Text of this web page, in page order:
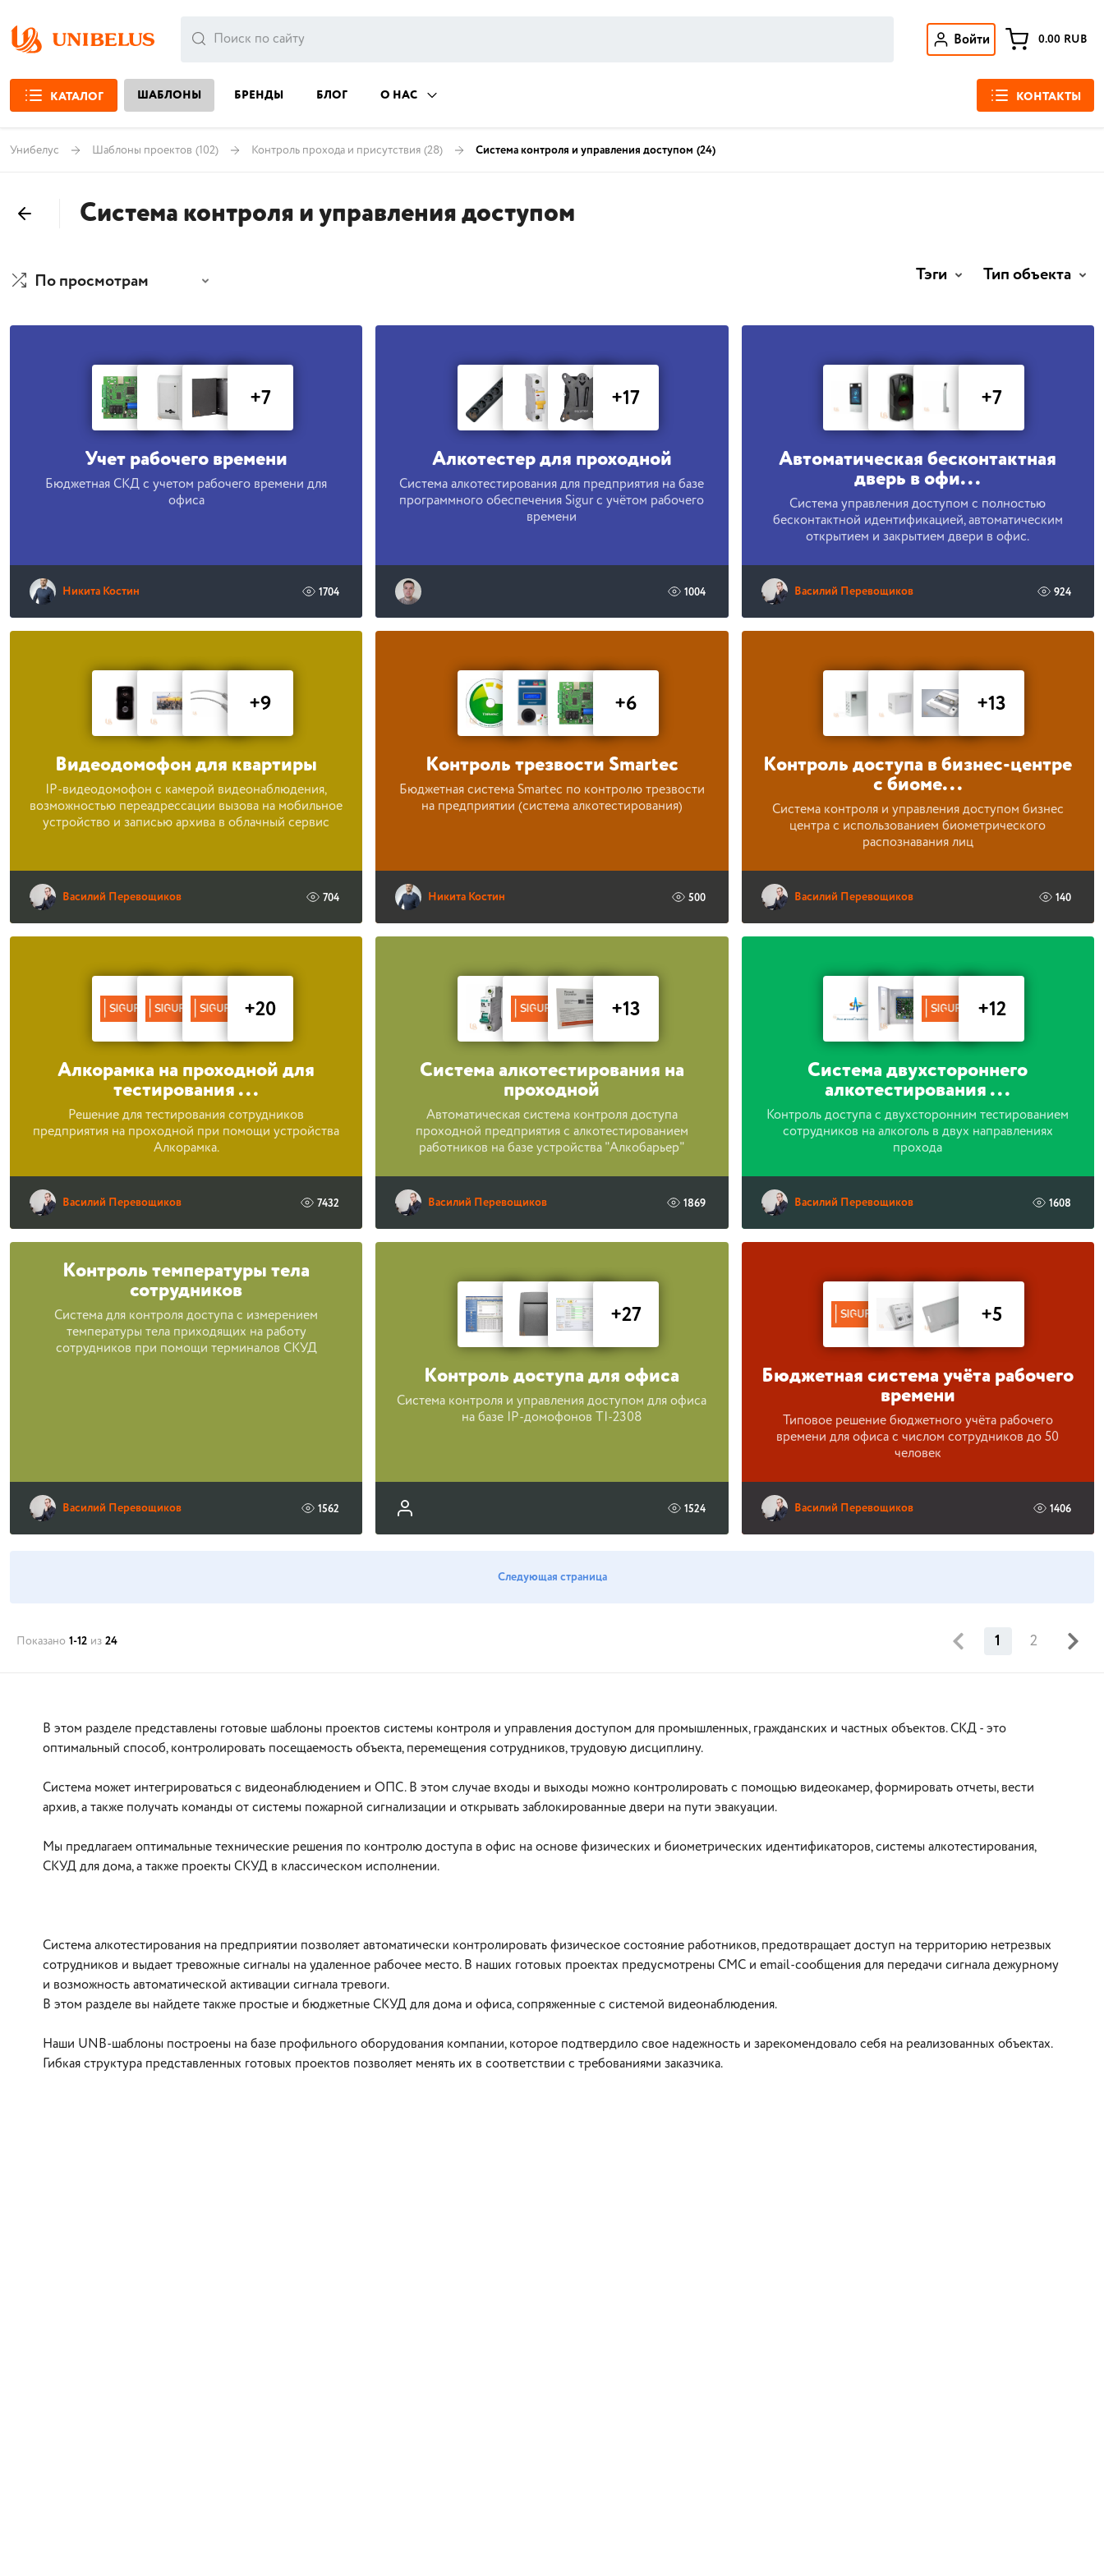
Войти 0.00 RUB
КАТАЛОГ ШАБЛОНЫ БРЕНДЫ БЛОГ О НАС КОНТАКТЫ
Унибелус Шаблоны проектов (102) Контроль прохода и присутствия (28) Система контроля и управления доступом (24)
Система контроля и управления доступом
По просмотрам Тэги Тип объекта
+7
Учет рабочего времени
Бюджетная СКД с учетом рабочего времени для
офиса
Никита Костин 1704
+17
Алкотестер для проходной
Система алкотестирования для предприятия на базе
программного обеспечения Sigur с учётом рабочего
времени
1004
+7
Автоматическая бесконтактная
дверь в офи...
Система управления доступом с полностью
бесконтактной идентификацией, автоматическим
открытием и закрытием двери в офис.
Василий Перевощиков 924
+9
Видеодомофон для квартиры
IP-видеодомофон с камерой видеонаблюдения,
возможностью переадрессации вызова на мобильное
устройство и записью архива в облачный сервис
Василий Перевощиков 704
+6
Контроль трезвости Smartec
Бюджетная система Smartec по контролю трезвости
на предприятии (система алкотестирования)
Никита Костин 500
+13
Контроль доступа в бизнес-центре
с биоме...
Система контроля и управления доступом бизнес
центра с использованием биометрического
распознавания лиц
Василий Перевощиков 140
+20
Алкорамка на проходной для
тестирования ...
Решение для тестирования сотрудников
предприятия на проходной при помощи устройства
Алкорамка.
Василий Перевощиков 7432
+13
Система алкотестирования на
проходной
Автоматическая система контроля доступа
проходной предприятия с алкотестированием
работников на базе устройства "Алкобарьер"
Василий Перевощиков 1869
+12
Система двухстороннего
алкотестирования ...
Контроль доступа с двухсторонним тестированием
сотрудников на алкоголь в двух направлениях
прохода
Василий Перевощиков 1608
Контроль температуры тела
сотрудников
Система для контроля доступа с измерением
температуры тела приходящих на работу
сотрудников при помощи терминалов СКУД
Василий Перевощиков 1562
+27
Контроль доступа для офиса
Система контроля и управления доступом для офиса
на базе IP-домофонов TI-2308
1524
+5
Бюджетная система учёта рабочего
времени
Типовое решение бюджетного учёта рабочего
времени для офиса с числом сотрудников до 50
человек
Василий Перевощиков 1406
Следующая страница
Показано 1-12 из 24 1 2
В этом разделе представлены готовые шаблоны проектов системы контроля и управления доступом для промышленных, гражданских и частных объектов. СКД - это
оптимальный способ, контролировать посещаемость объекта, перемещения сотрудников, трудовую дисциплину.
Система может интегрироваться с видеонаблюдением и ОПС. В этом случае входы и выходы можно контролировать с помощью видеокамер, формировать отчеты, вести
архив, а также получать команды от системы пожарной сигнализации и открывать заблокированные двери на пути эвакуации.
Мы предлагаем оптимальные технические решения по контролю доступа в офис на основе физических и биометрических идентификаторов, системы алкотестирования,
СКУД для дома, а также проекты СКУД в классическом исполнении.
Система алкотестирования на предприятии позволяет автоматически контролировать физическое состояние работников, предотвращает доступ на территорию нетрезвых
сотрудников и выдает тревожные сигналы на удаленное рабочее место. В наших готовых проектах предусмотрены СМС и email-сообщения для передачи сигнала дежурному
и возможность автоматической активации сигнала тревоги.
В этом разделе вы найдете также простые и бюджетные СКУД для дома и офиса, сопряженные с системой видеонаблюдения.
Наши UNB-шаблоны построены на базе профильного оборудования компании, которое подтвердило свое надежность и зарекомендовало себя на реализованных объектах.
Гибкая структура представленных готовых проектов позволяет менять их в соответствии с требованиями заказчика.